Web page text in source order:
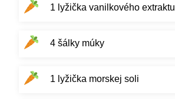
1 lyžička vanilkového extraktu
4 šálky múky
1 lyžička morskej soli